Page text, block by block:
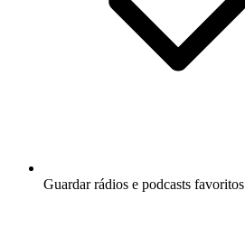
Guardar rádios e podcasts favoritos